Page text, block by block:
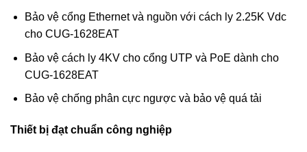
Bảo vệ cổng Ethernet và nguồn với cách ly 2.25K Vdc
cho CUG-1628EAT
Bảo vệ cách ly 4KV cho cổng UTP và PoE dành cho
CUG-1628EAT
Bảo vệ chống phân cực ngược và bảo vệ quá tải
Thiết bị đạt chuẩn công nghiệp